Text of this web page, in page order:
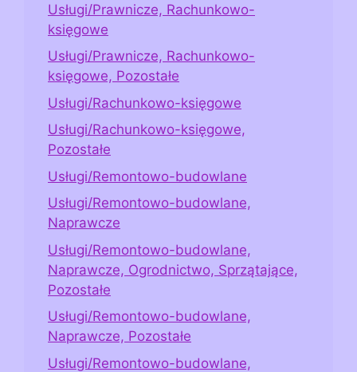
Usługi/Prawnicze, Rachunkowo-
księgowe
Usługi/Prawnicze, Rachunkowo-
księgowe, Pozostałe
Usługi/Rachunkowo-księgowe
Usługi/Rachunkowo-księgowe,
Pozostałe
Usługi/Remontowo-budowlane
Usługi/Remontowo-budowlane,
Naprawcze
Usługi/Remontowo-budowlane,
Naprawcze, Ogrodnictwo, Sprzątające,
Pozostałe
Usługi/Remontowo-budowlane,
Naprawcze, Pozostałe
Usługi/Remontowo-budowlane,